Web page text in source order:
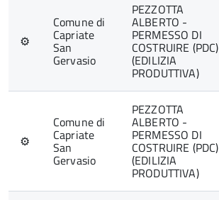
⚙
Comune di
Capriate
San
Gervasio
PEZZOTTA
ALBERTO -
PERMESSO DI
COSTRUIRE (PDC)
(EDILIZIA
PRODUTTIVA)
⚙
Comune di
Capriate
San
Gervasio
PEZZOTTA
ALBERTO -
PERMESSO DI
COSTRUIRE (PDC)
(EDILIZIA
PRODUTTIVA)